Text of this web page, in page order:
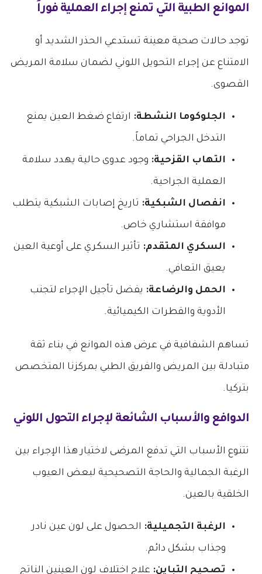
الموانع الطبية التي تمنع إجراء العملية فوراً
توجد حالات صحية معينة تستدعي الحذر الشديد أو
الامتناع عن إجراء التحويل اللوني لضمان سلامة المريض
القصوى.
الجلوكوما النشطة: ارتفاع ضغط العين يمنع
التدخل الجراحي تماماً.
التهاب القزحية: وجود عدوى حالية يهدد سلامة
العملية الجراحية.
انفصال الشبكية: تاريخ إصابات الشبكية يتطلب
موافقة استشاري خاص.
السكري المتقدم: تأثير السكري على أوعية العين
يعيق التعافي.
الحمل والرضاعة: يفضل تأجيل الإجراء لتجنب
الأدوية والقطرات الكيميائية.
تساهم الشفافية في عرض هذه الموانع في بناء ثقة
متبادلة بين المريض والفريق الطبي بمركزنا المتخصص
بتركيا.
الدوافع والأسباب الشائعة لإجراء التحول اللوني
تتنوع الأسباب التي تدفع المرضى لاختيار هذا الإجراء بين
الرغبة الجمالية والحاجة التصحيحية لبعض العيوب
الخلقية بالعين.
الرغبة التجميلية: الحصول على لون عين نادر
وجذاب بشكل دائم.
تصحيح التباين: علاج اختلاف لون العينين الناتج